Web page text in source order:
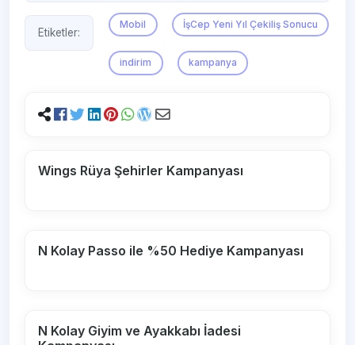
Etiketler:
Mobil İşCep Yeni Yıl Çekiliş Sonucu
indirim kampanya
Wings Rüya Şehirler Kampanyası
N Kolay Passo ile %50 Hediye Kampanyası
N Kolay Giyim ve Ayakkabı İadesi